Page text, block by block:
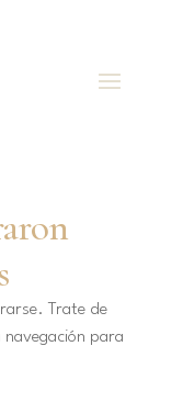
Trate de
para